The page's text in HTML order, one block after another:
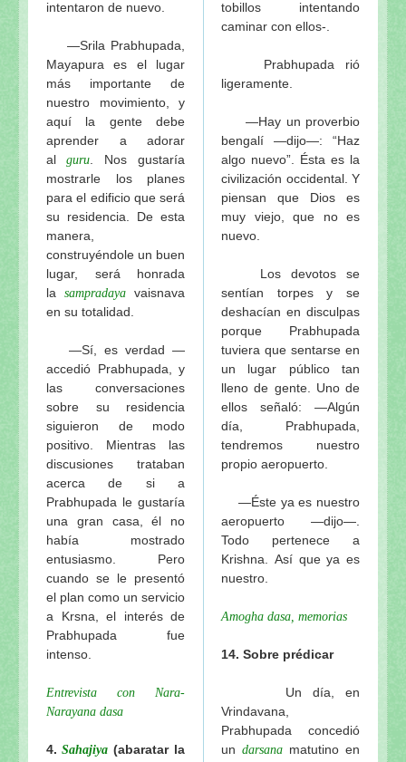
intentaron de nuevo.
—Srila Prabhupada,
Mayapura es el lugar
más importante de
nuestro movimiento, y
aquí la gente debe
aprender a adorar
al guru . Nos gustaría
mostrarle los planes
para el edificio que será
su residencia. De esta
manera,
construyéndole un buen
lugar, será honrada
la sampradaya vaisnava
en su totalidad.
—Sí, es verdad —
accedió Prabhupada, y
las conversaciones
sobre su residencia
siguieron de modo
positivo. Mientras las
discusiones trataban
acerca de si a
Prabhupada le gustaría
una gran casa, él no
había mostrado
entusiasmo. Pero
cuando se le presentó
el plan como un servicio
a Krsna, el interés de
Prabhupada fue
intenso.
Entrevista con Nara-
Narayana dasa
4. Sahajiya (abaratar la
tobillos intentando
caminar con ellos-.
Prabhupada rió
ligeramente.
—Hay un proverbio
bengalí —dijo—: “Haz
algo nuevo”. Ésta es la
civilización occidental. Y
piensan que Dios es
muy viejo, que no es
nuevo.
Los devotos se
sentían torpes y se
deshacían en disculpas
porque Prabhupada
tuviera que sentarse en
un lugar público tan
lleno de gente. Uno de
ellos señaló: —Algún
día, Prabhupada,
tendremos nuestro
propio aeropuerto.
—Éste ya es nuestro
aeropuerto —dijo—.
Todo pertenece a
Krishna. Así que ya es
nuestro.
Amogha dasa, memorias
14. Sobre prédicar
Un día, en
Vrindavana,
Prabhupada concedió
un darsana matutino en